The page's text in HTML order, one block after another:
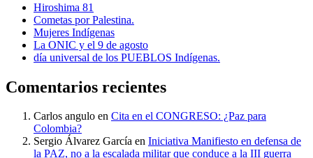
Hiroshima 81
Cometas por Palestina.
Mujeres Indígenas
La ONIC y el 9 de agosto
día universal de los PUEBLOS Indígenas.
Comentarios recientes
Carlos angulo en Cita en el CONGRESO: ¿Paz para
Colombia?
Sergio Álvarez García en Iniciativa Manifiesto en defensa de
la PAZ, no a la escalada militar que conduce a la III guerra